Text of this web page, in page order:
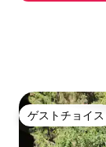
ゲストチョイス
ゲストチョイス